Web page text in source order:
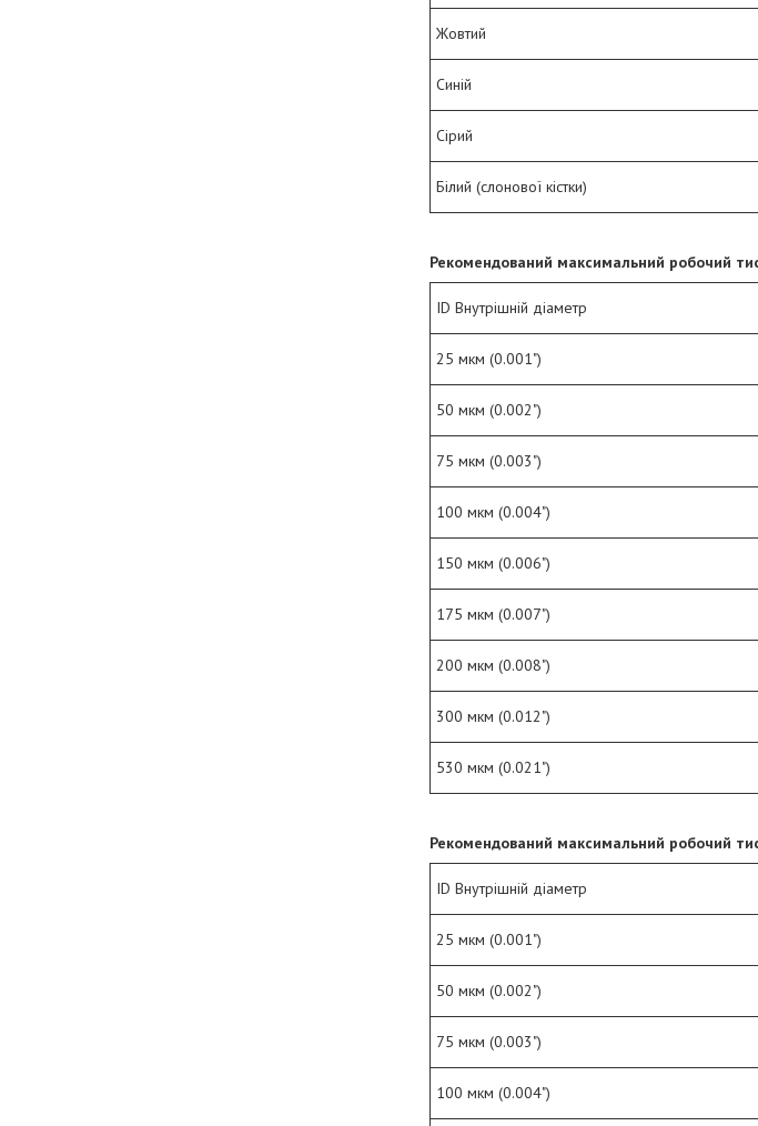
Жовтий
Синій
Сірий
Білий (слонової кістки)
Рекомендований максимальний робочий
ID Внутрішній діаметр
25 мкм (0.001")
50 мкм (0.002")
75 мкм (0.003")
100 мкм (0.004")
150 мкм (0.006")
175 мкм (0.007")
200 мкм (0.008")
300 мкм (0.012")
530 мкм (0.021")
Рекомендований максимальний робочий
ID Внутрішній діаметр
25 мкм (0.001")
50 мкм (0.002")
75 мкм (0.003")
100 мкм (0.004")